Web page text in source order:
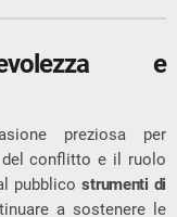
e
preziosa per
del conflitto e il ruolo
pubblicostrumenti di
a sostenere le